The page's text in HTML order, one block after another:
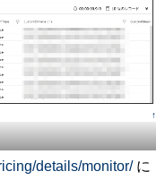
↑
details/monitor/に